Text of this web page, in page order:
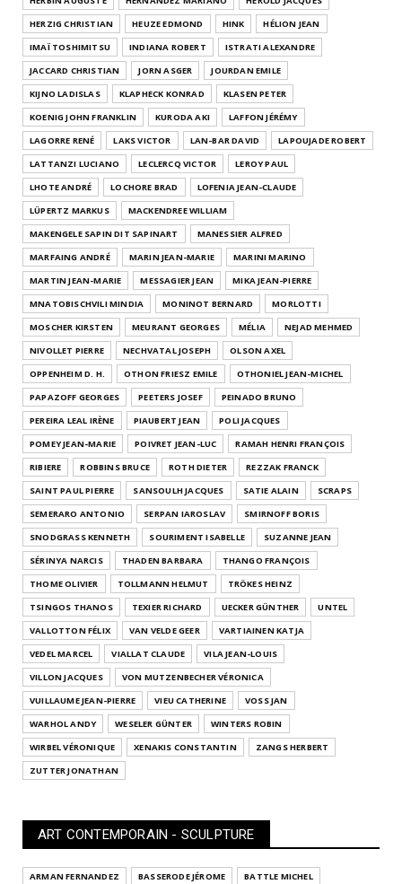
HERZIG CHRISTIAN
HEUZE EDMOND HINK
HÉLION JEAN
IMAÏ TOSHIMITSU
INDIANA ROBERT
ISTRATI ALEXANDRE
JACCARD CHRISTIAN
JORN ASGER
JOURDAN EMILE
KIJNO LADISLAS
KLAPHECK KONRAD
KLASEN PETER
KOENIG JOHN FRANKLIN
KURODA AKI
LAFFON JÉRÉMY
LAGORRE RENÉ
LAKS VICTOR LAN-BAR DAVID
LAPOUJADE ROBERT
LATTANZI LUCIANO
LECLERCQ VICTOR
LEROY PAUL
LHOTE ANDRÉ
LOCHORE BRAD
LOFENIA JEAN-CLAUDE
LÜPERTZ MARKUS
MACKENDREE WILLIAM
MAKENGELE SAPIN DIT SAPINART
MANESSIER ALFRED
MARFAING ANDRÉ
MARIN JEAN-MARIE
MARINI MARINO
MARTIN JEAN-MARIE
MESSAGIER JEAN
MIKA JEAN-PIERRE
MNATOBISCHVILI MINDIA
MONINOT BERNARD
MORLOTTI
MOSCHER KIRSTEN
MEURANT GEORGES MÉLIA
NEJAD MEHMED
NIVOLLET PIERRE
NECHVATAL JOSEPH
OLSON AXEL
OPPENHEIM D. H.
OTHON FRIESZ EMILE
OTHONIEL JEAN-MICHEL
PAPAZOFF GEORGES
PEETERS JOSEF
PEINADO BRUNO
PEREIRA LEAL IRÈNE
PIAUBERT JEAN
POLI JACQUES
POMEY JEAN-MARIE
POIVRET JEAN-LUC
RAMAH HENRI FRANÇOIS
RIBIERE
ROBBINS BRUCE ROTH DIETER
REZZAK FRANCK
SAINT PAUL PIERRE
SANSOULH JACQUES SATIE ALAIN
SCRAPS
SEMERARO ANTONIO
SERPAN IAROSLAV
SMIRNOFF BORIS
SNODGRASS KENNETH
SOURIMENT ISABELLE
SUZANNE JEAN
SÉRINYA NARCIS
THADEN BARBARA
THANGO FRANÇOIS
THOME OLIVIER
TOLLMANN HELMUT
TRÖKES HEINZ
TSINGOS THANOS
TEXIER RICHARD UECKER GÜNTHER
UNTEL
VALLOTTON FÉLIX
VAN VELDE GEER
VARTIAINEN KATJA
VEDEL MARCEL
VIALLAT CLAUDE
VILA JEAN-LOUIS
VILLON JACQUES
VON MUTZENBECHER VÉRONICA
VUILLAUME JEAN-PIERRE
VIEU CATHERINE
VOSS JAN
WARHOL ANDY
WESELER GÜNTER
WINTERS ROBIN
WIRBEL VÉRONIQUE
XENAKIS CONSTANTIN
ZANGS HERBERT
ZUTTER JONATHAN
ART CONTEMPORAIN - SCULPTURE
ARMAN FERNANDEZ BASSERODE JÉROME BATTLE MICHEL